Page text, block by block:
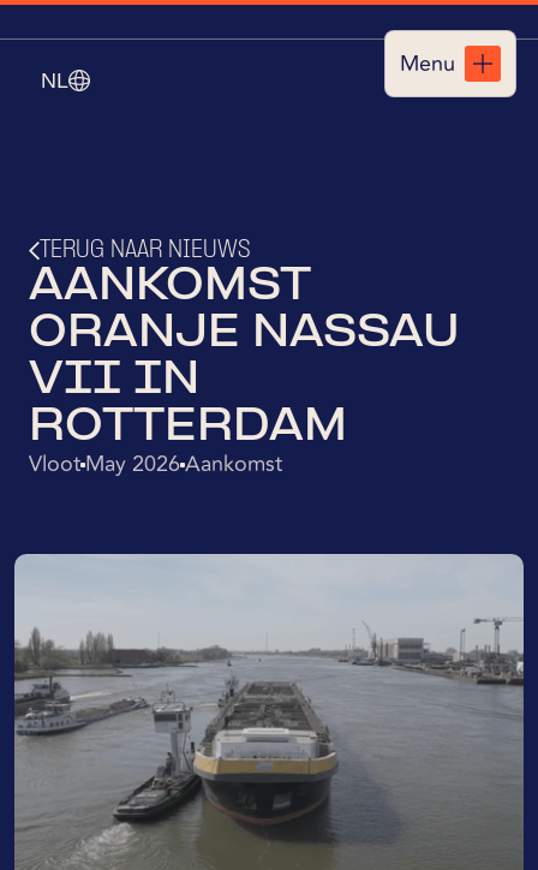
NL
Menu
Sluiten
TERUG NAAR NIEUWS
AANKOMST
ORANJE NASSAU
VII IN
ROTTERDAM
VlootMay 2026Aankomst